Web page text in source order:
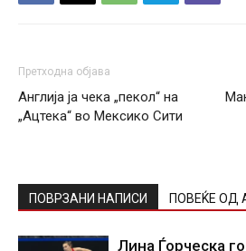
Претходна објава
Англија ја чека „пекол“ на
„Ацтека“ во Мексико Сити
ПОВРЗАНИ НАПИСИ ПОВЕЌЕ ОД
Лина Ѓорческа